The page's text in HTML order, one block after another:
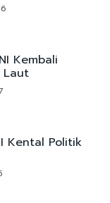
Kembali
Laut
Kental Politik